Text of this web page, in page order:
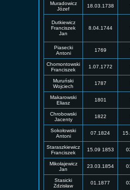
Muradowicz
Józef
18.03.1738
Dutkiewicz
Franciszek
Jan
8.04.1744
Piasecki
Antoni
1769
Chomontowski
Franciszek
1.07.1772
Muruński
Wojciech
1787
Makarowski
Eliasz
1801
Chrobowski
Jacenty
1822
Sokołowski
Antoni
07.1824
Staraszkiewicz
Franciszek
15.09 1853
Mikołajewicz
Jan
23.03.1854
Stasicki
Zdzisław
01.1877